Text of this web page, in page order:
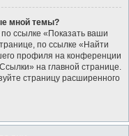
мной темы?
ссылке «Показать ваши
по ссылке «Найти
профиля на конференции
на главной странице.
страницу расширенного